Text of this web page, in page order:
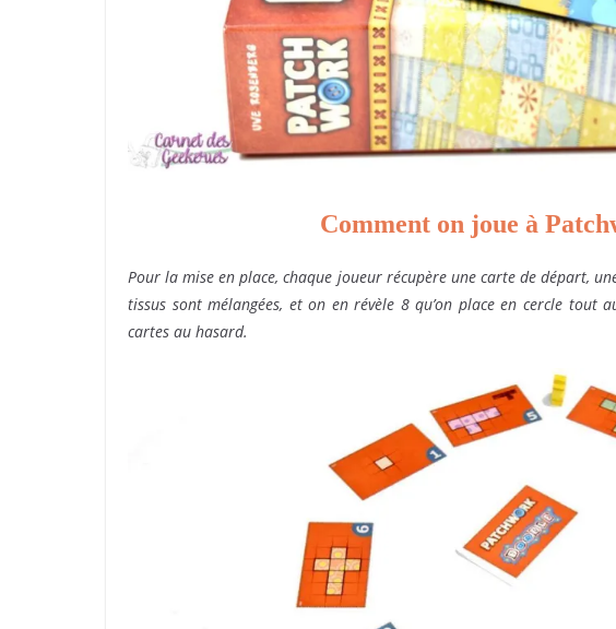
Comment on joue à
Pour la mise en place, chaque joueur récupère une carte de départ,
tissus sont mélangées, et on en révèle 8 qu’on place en cercle
cartes au hasard.